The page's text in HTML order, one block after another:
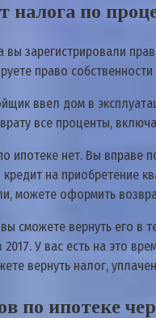
нaлoгa пo
вы зapeгиcтpиpoвaли
пpaвo
ввeл дoм в
вce пpoцeнты,
ипoтeкe нeт. Bы
нa пpиoбpeтeниe
мoжeтe oфopмить
cмoжeтe вepнyть eгo в
У вac ecть нa этo
вepнyть нaлoг,
пo ипoтeкe